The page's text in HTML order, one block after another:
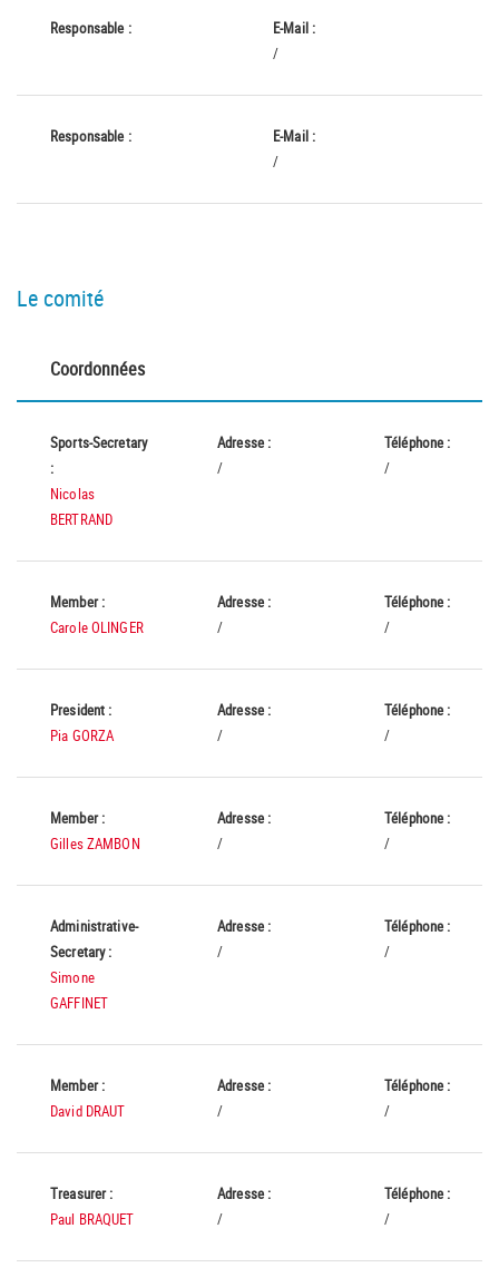
Responsable :
E-Mail :
/
Responsable :
E-Mail :
/
Le comité
Coordonnées
Sports-Secretary
:
Nicolas
BERTRAND
Adresse :
/
Téléphone :
/
Member :
Carole OLINGER
Adresse :
/
Téléphone :
/
President :
Pia GORZA
Adresse :
/
Téléphone :
/
Member :
Gilles ZAMBON
Adresse :
/
Téléphone :
/
Administrative-
Secretary :
Simone
GAFFINET
Adresse :
/
Téléphone :
/
Member :
David DRAUT
Adresse :
/
Téléphone :
/
Treasurer :
Paul BRAQUET
Adresse :
/
Téléphone :
/